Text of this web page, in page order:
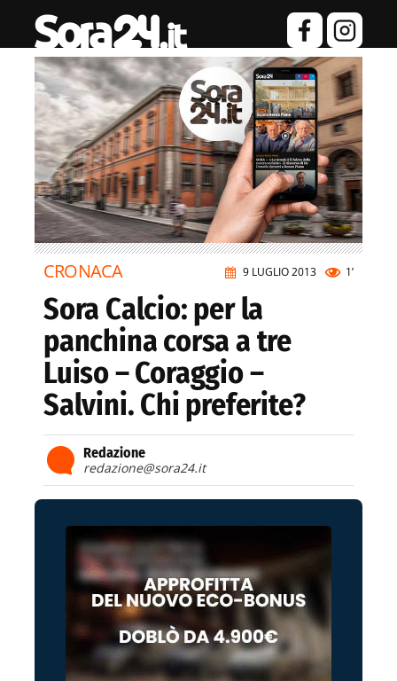
9 LUGLIO 2013 1’
CRONACA
Sora Calcio: per la
panchina corsa a tre
Luiso – Coraggio –
Salvini. Chi preferite?
Redazione
redazione@sora24.it